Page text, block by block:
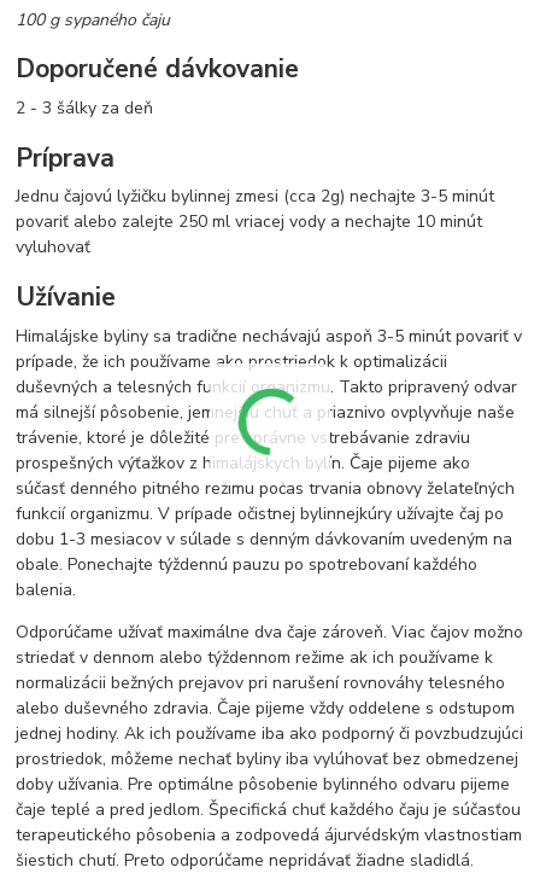
100 g sypaného čaju
Doporučené dávkovanie
2 - 3 šálky za deň
Príprava
Jednu čajovú lyžičku bylinnej zmesi (cca 2g) nechajte 3-5 minút
povariť alebo zalejte 250 ml vriacej vody a nechajte 10 minút
vyluhovať
Užívanie
Himalájske byliny sa tradične nechávajú aspoň 3-5 minút povariť v
prípade, že ich používame ako prostriedok k optimalizácii
duševných a telesných funkcií organizmu. Takto pripravený odvar
má silnejší pôsobenie, jemnejšiu chuť a priaznivo ovplyvňuje naše
trávenie, ktoré je dôležité pre správne vstrebávanie zdraviu
prospešných výťažkov z himalájskych bylín. Čaje pijeme ako
súčasť denného pitného režimu počas trvania obnovy želateľných
funkcií organizmu. V prípade očistnej bylinnejkúry užívajte čaj po
dobu 1-3 mesiacov v súlade s denným dávkovaním uvedeným na
obale. Ponechajte týždennú pauzu po spotrebovaní každého
balenia.
Odporúčame užívať maximálne dva čaje zároveň. Viac čajov možno
striedať v dennom alebo týždennom režime ak ich používame k
normalizácii bežných prejavov pri narušení rovnováhy telesného
alebo duševného zdravia. Čaje pijeme vždy oddelene s odstupom
jednej hodiny. Ak ich používame iba ako podporný či povzbudzujúci
prostriedok, môžeme nechať byliny iba vylúhovať bez obmedzenej
doby užívania. Pre optimálne pôsobenie bylinného odvaru pijeme
čaje teplé a pred jedlom. Špecifická chuť každého čaju je súčasťou
terapeutického pôsobenia a zodpovedá ájurvédským vlastnostiam
šiestich chutí. Preto odporúčame nepridávať žiadne sladidlá.